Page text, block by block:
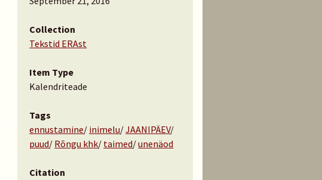
Collection
Tekstid ERAst
Item Type
Kalendriteade
Tags
ennustamine/ inimelu/JAANIPÄEV/
puud/ Rõngu khk/ taimed/unenäod
Citation